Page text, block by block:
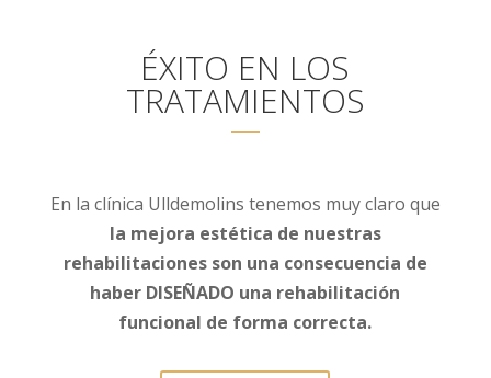
ÉXITO EN LOS
TRATAMIENTOS
En la clínica Ulldemolins tenemos muy claro que
la mejora estética de nuestras
rehabilitaciones son una consecuencia de
haber DISEÑADO una rehabilitación
funcional de forma correcta.